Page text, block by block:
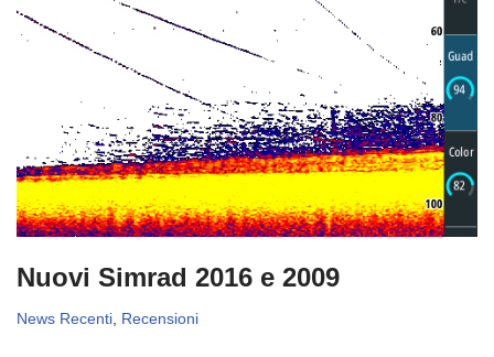
Nuovi Simrad 2016 e 2009
News Recenti Recensioni